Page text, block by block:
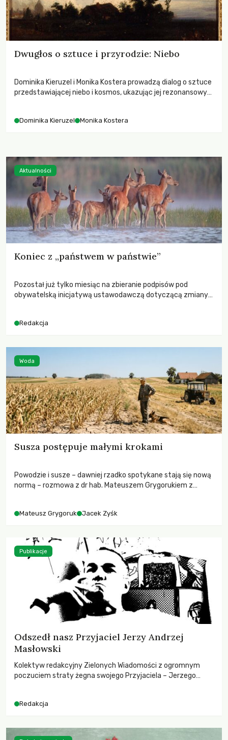
Dwugłos o sztuce i przyrodzie: Niebo
Dominika Kieruzel i Monika Kostera prowadzą dialog o sztuce
przedstawiającej niebo i kosmos, ukazując jej rezonansowy
Dominika Kieruzel Monika Kostera
Koniec z „państwem w państwie”
Pozostał już tylko miesiąc na zbieranie podpisów pod
obywatelską inicjatywą ustawodawczą dotyczącą zmiany
niezwykle korzystne rozwiązania dla przyrody i zwierząt,
funkcjonowania łowiectwa w Polsce.
Redakcja
Aktualności
Susza postępuje małymi krokami
Powodzie i susze – dawniej rzadko spotykane stają się nową
normą – rozmowa z dr hab. Mateuszem Grygorukiem z
Mateusz Grygoruk Jacek Zyśk
Woda
Odszedł nasz Przyjaciel Jerzy Andrzej
Masłowski
Kolektyw redakcyjny Zielonych Wiadomości z ogromnym
poczuciem straty żegna swojego Przyjaciela – Jerzego
Redakcja
Publikacje